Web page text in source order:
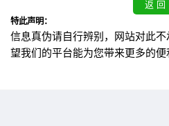
特此声明：
信息真伪请自行辨别，网站对此
望我们的平台能为您带来更多的便